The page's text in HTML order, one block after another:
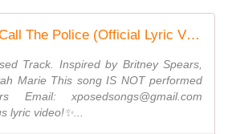
Britney Xposed - Call The Police (Official Lyric Video)
Track. Inspired by Britney Spears,
Marie This song IS NOT performed
Email: xposedsongs@gmail.com
lyric video!✨...